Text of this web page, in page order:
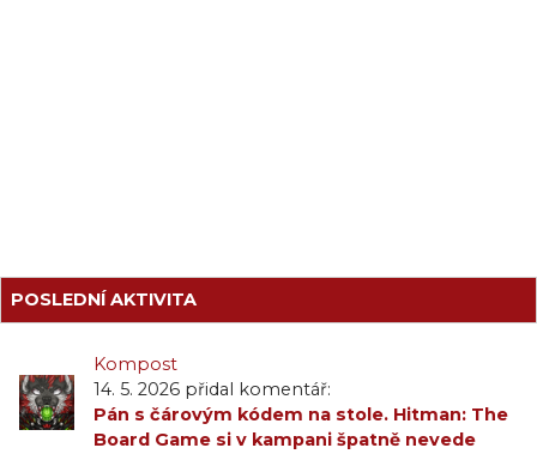
POSLEDNÍ AKTIVITA
Kompost
14. 5. 2026 přidal komentář:
Pán s čárovým kódem na stole. Hitman: The
Board Game si v kampani špatně nevede